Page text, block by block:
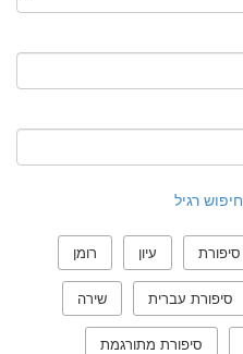
חיפוש רגיל
סיפורת עיון רומן
סיפורת עברית שירה
סיפורת מתורגמת